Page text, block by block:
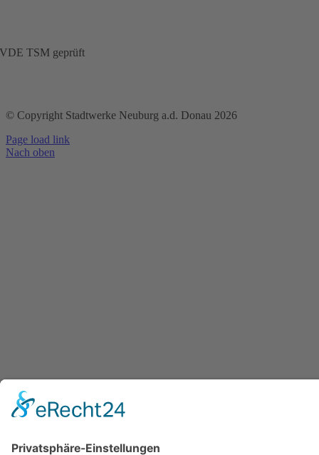
VDE TSM geprüft
© Copyright Stadtwerke Neuburg a.d. Donau 2026
Page load link
Nach oben